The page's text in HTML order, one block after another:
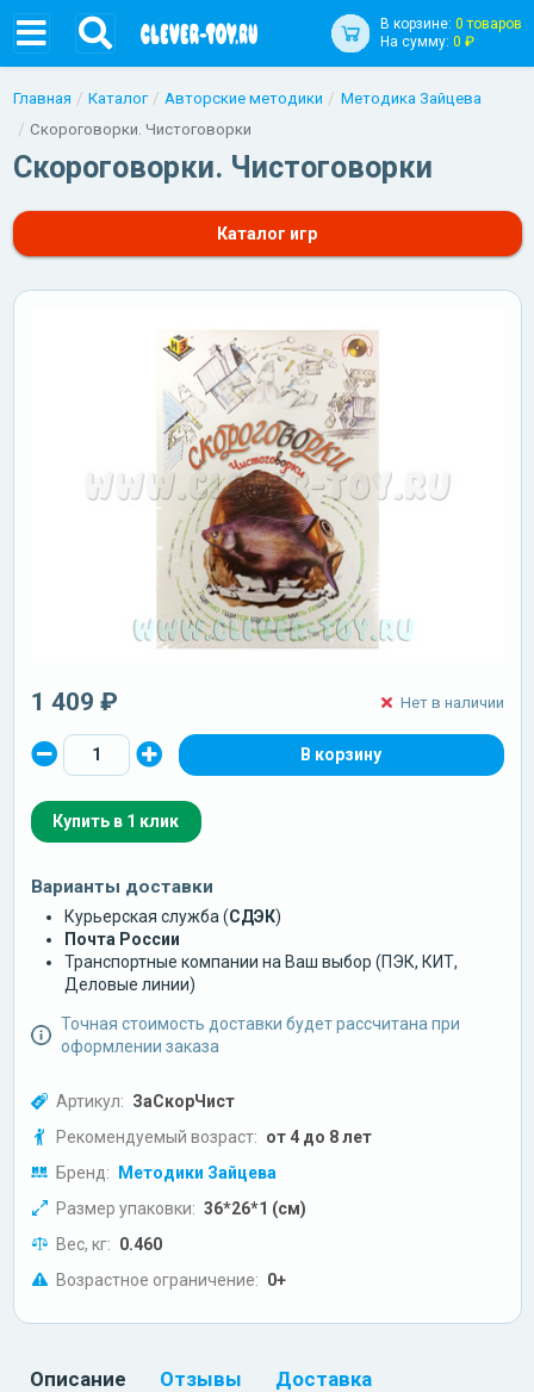
В корзине: 0 товаров
На сумму: 0 ₽
Главная Каталог Авторские методики
Методика Зайцева
Скороговорки. Чистоговорки
Скороговорки. Чистоговорки
Каталог игр
1 409 ₽ Нет в наличии
Купить в 1 клик
Варианты доставки
Курьерская служба (СДЭК)
Почта России
Транспортные компании на Ваш выбор (ПЭК, КИТ,
Деловые линии)
Точная стоимость доставки будет рассчитана при
оформлении заказа
Артикул: ЗаСкорЧист
Рекомендуемый возраст: от 4 до 8 лет
Бренд: Методики Зайцева
Размер упаковки: 36*26*1 (см)
Вес, кг: 0.460
Возрастное ограничение: 0+
Описание Отзывы Доставка